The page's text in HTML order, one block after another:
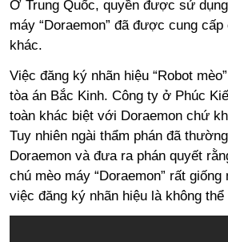
Ở Trung Quốc, quyền được sử
máy “Doraemon” đã được cung
khác.
Việc đăng ký nhãn hiệu “Robot
tòa án Bắc Kinh. Công ty ở Phúc
toàn khác biệt với Doraemon chứ
Tuy nhiên ngài thẩm phán đã
Doraemon và đưa ra phán quyết
chú mèo máy “Doraemon” rất
việc đăng ký nhãn hiệu là không